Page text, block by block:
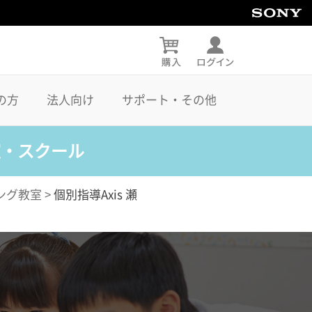
方 法人向け サポート・その他
スクール
グ教室 > 個別指導Axis 瀬